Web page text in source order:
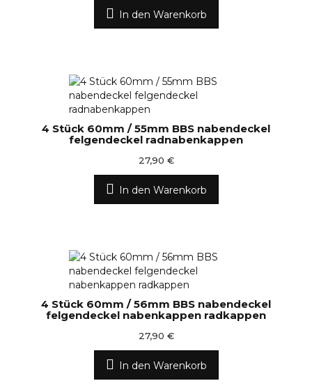
In den Warenkorb
4 Stück 60mm / 55mm BBS nabendeckel
felgendeckel radnabenkappen
27,90 €
In den Warenkorb
4 Stück 60mm / 56mm BBS nabendeckel
felgendeckel nabenkappen radkappen
27,90 €
In den Warenkorb